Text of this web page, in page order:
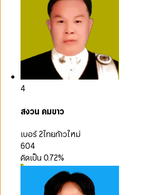
4
สงวน คมขาว
เบอร์ 2ไทยก้าวใหม่
604
คิดเป็น0.72%